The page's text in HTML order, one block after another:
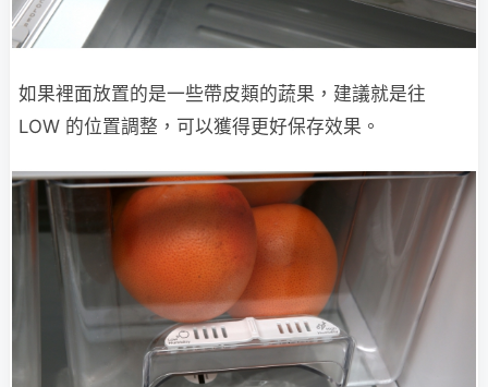
如果裡面放置的是一些帶皮類的蔬果，建議就是往
LOW 的位置調整，可以獲得更好保存效果。